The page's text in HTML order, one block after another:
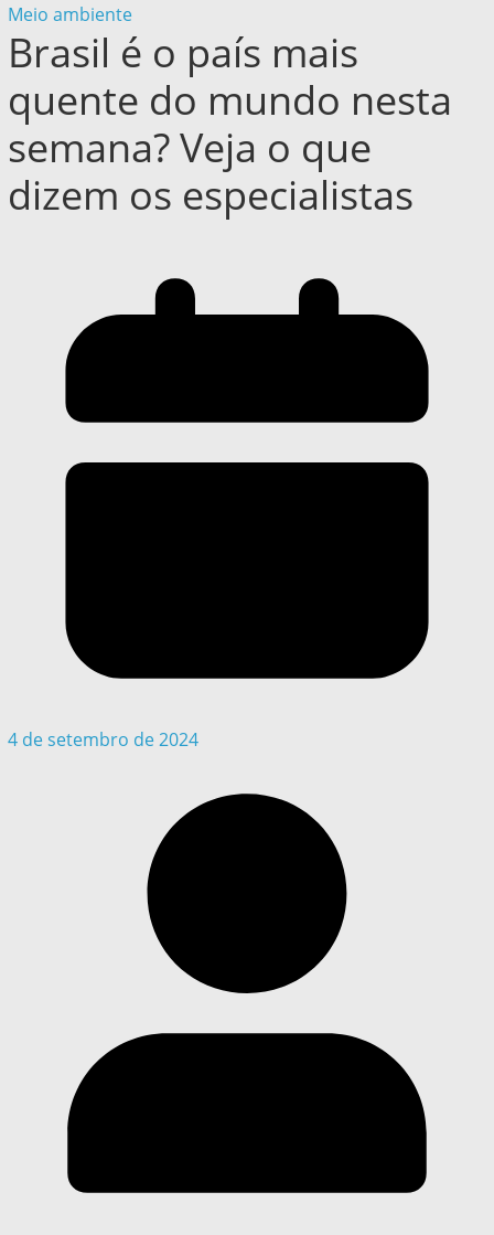
Meio ambiente
Brasil é o país mais
quente do mundo nesta
semana? Veja o que
dizem os especialistas
4 de setembro de 2024